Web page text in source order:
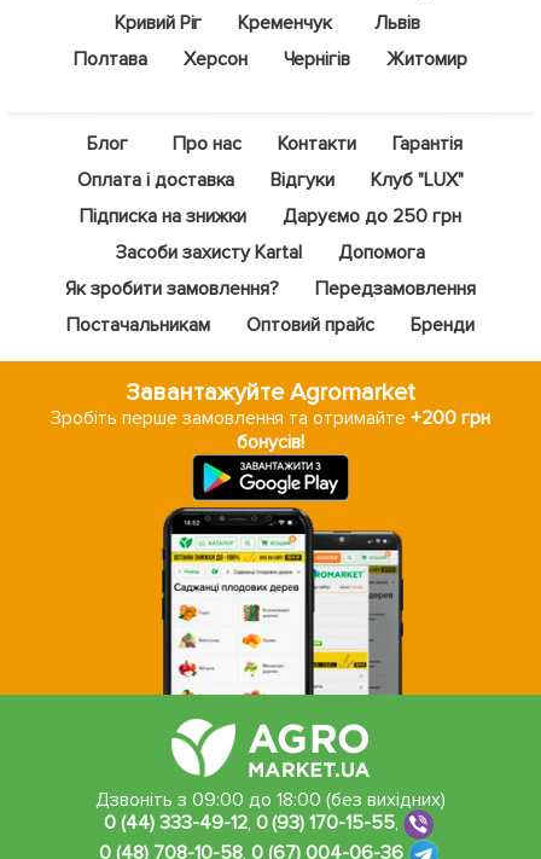
Кривий Ріг
Кременчук
Львів
Полтава
Херсон Чернігів Житомир
Блог Про нас Контакти
Гарантія
Оплата і доставка
Відгуки
Клуб "LUX"
Підписка на знижки
Даруємо до 250 грн
Засоби захисту Kartal
Допомога
Як зробити замовлення?
Передзамовлення
Постачальникам
Оптовий прайс Бренди
Завантажуйте Agromarket
Зробіть перше замовлення та отримайте+200 грн
бонусів!
Дзвоніть з 09:00 до 18:00 (без вихідних)
0 (44) 333-49-12, 0 (93) 170-15-55,
0 (48) 708-10-58, 0 (67) 004-06-36